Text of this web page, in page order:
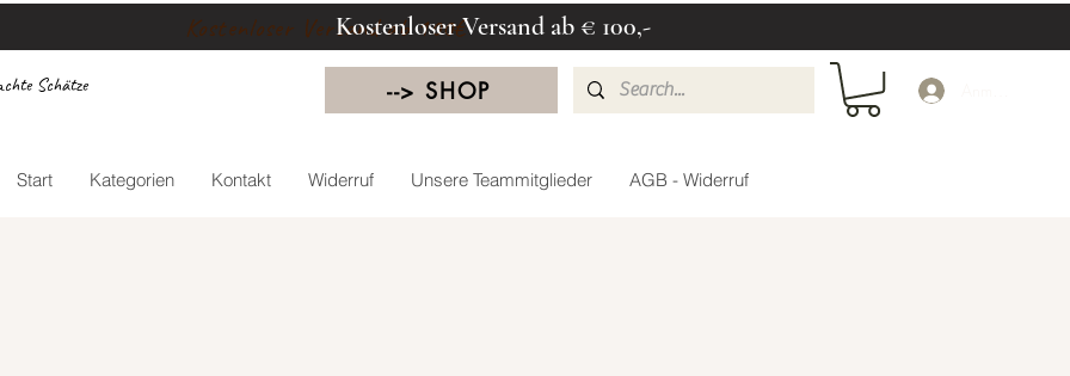
Kostenloser Versand ab 100€Kostenloser Versand ab € 100,-
Schätze
Start Kategorien Kontakt Widerruf Unsere Teammitglieder AGB - Widerruf
--> SHOP